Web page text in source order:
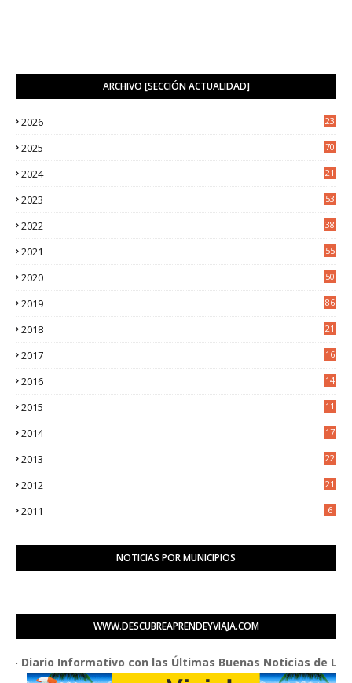
ARCHIVO [SECCIÓN ACTUALIDAD]
2026
23
2025
70
2024
21
2023
53
2022
38
2021
55
2020
50
2019 86
2018
21
2017
16
2016
14
2015
11
2014
17
2013
22
2012
21
2011 6
NOTICIAS POR MUNICIPIOS
WWW.DESCUBREAPRENDEYVIAJA.COM
con las Últimas Buenas Noticias de La Red de